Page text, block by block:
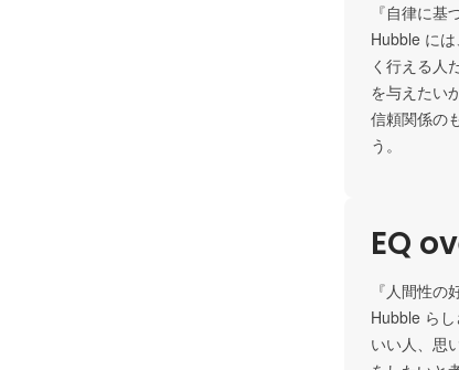
『自律に基
Hubble に
く行える人
を与えたい
信頼関係の
う。
EQ
『人間性の
Hubble ら
いい人、思